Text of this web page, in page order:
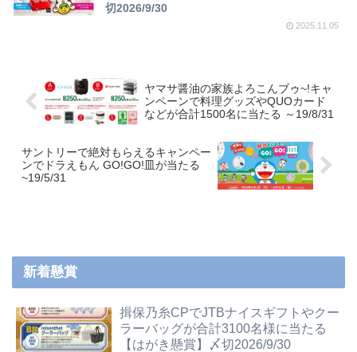
切2026/9/30
2025.11.05
ヤマサ醤油の家族よろこんブゥ~!キャ
ンペーンで料理グッズやQUOカード
などが合計1500名に当たる ～19/8/31
サントリーで絶対もらえるキャンペー
ンでドラえもん GO!GO!皿が当たる
~19/5/31
新着懸賞
揖保乃糸CPでJTBナイスギフトやクー
ラーバッグが合計3100名様に当たる
【はがき懸賞】〆切2026/9/30